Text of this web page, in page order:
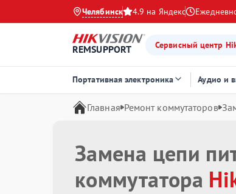
Челябинск 4.9 на Яндекс
REMSUPPORT Сервисный центр
Портативная электроника Аудио и
Главная Ремонт коммутаторов
Замена цепи
коммутатора